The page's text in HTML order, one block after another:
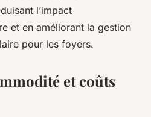
l’impact
et en améliorant la gestion
pour les foyers.
et coûts